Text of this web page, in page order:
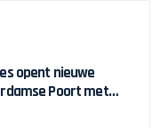
opent nieuwe
Poort met